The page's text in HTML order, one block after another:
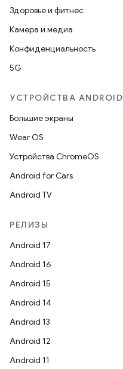
Здоровье и фитнес
Камера и медиа
Конфиденциальность
5G
УСТРОЙСТВА ANDROID
Большие экраны
Wear OS
Устройства ChromeOS
Android for Cars
Android TV
РЕЛИЗЫ
Android 17
Android 16
Android 15
Android 14
Android 13
Android 12
Android 11